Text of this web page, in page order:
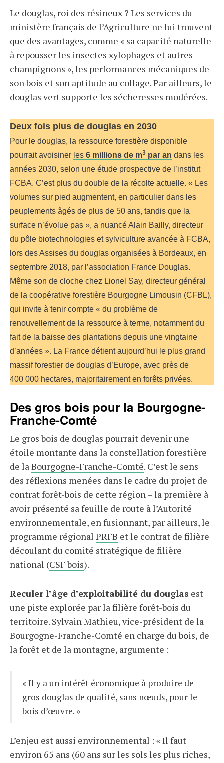
Le douglas, roi des résineux ? Les services du
ministère français de l’Agriculture ne lui trouvent
que des avantages, comme « sa capacité naturelle
à repousser les insectes xylophages et autres
champignons », les performances mécaniques de
son bois et son aptitude au collage. Par ailleurs, le
douglas vert supporte les sécheresses modérées.
Deux fois plus de douglas en 2030
Pour le douglas, la ressource forestière disponible
pourrait avoisiner les 6 millions de m3 par an dans les
années 2030, selon une étude prospective de l’institut
FCBA. C’est plus du double de la récolte actuelle. « Les
volumes sur pied augmentent, en particulier dans les
peuplements âgés de plus de 50 ans, tandis que la
surface n’évolue pas », a nuancé Alain Bailly, directeur
du pôle biotechnologies et sylviculture avancée à FCBA,
lors des Assises du douglas organisées à Bordeaux, en
septembre 2018, par l’association France Douglas.
Même son de cloche chez Lionel Say, directeur général
de la coopérative forestière Bourgogne Limousin (CFBL),
qui invite à tenir compte « du problème de
renouvellement de la ressource à terme, notamment du
fait de la baisse des plantations depuis une vingtaine
d’années ». La France détient aujourd’hui le plus grand
massif forestier de douglas d’Europe, avec près de
400 000 hectares, majoritairement en forêts privées.
Des gros bois pour la Bourgogne-
Franche-Comté
Le gros bois de douglas pourrait devenir une
étoile montante dans la constellation forestière
de laBourgogne-Franche-Comté. C’est le sens
des réflexions menées dans le cadre du projet de
contrat forêt-bois de cette région – la première à
avoir présenté sa feuille de route à l’Autorité
environnementale, en fusionnant, par ailleurs, le
programme régional PRFB et le contrat de filière
découlant du comité stratégique de filière
national (CSF bois).
Reculer l’âge d’exploitabilité du douglas est
une piste explorée par la filière forêt-bois du
territoire. Sylvain Mathieu, vice-président de la
Bourgogne-Franche-Comté en charge du bois, de
la forêt et de la montagne, argumente :
« Il y a un intérêt économique à produire de
gros douglas de qualité, sans nœuds, pour le
bois d’œuvre. »
L’enjeu est aussi environnemental : « Il faut
environ 65 ans (60 ans sur les sols les plus riches,